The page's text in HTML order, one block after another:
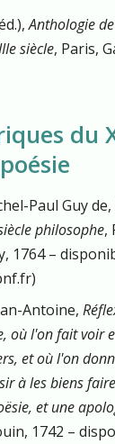
Anthologie
siècle, Paris,
du
Paul Guy de,
philosophe,
1764 –
Antoine,
où l'on fait voir
et où l'on
à les biens
et une
1742 –